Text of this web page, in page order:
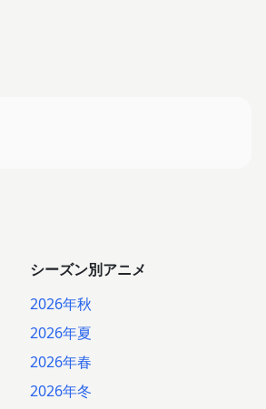
シーズン別アニメ
2026年秋
2026年夏
2026年春
2026年冬